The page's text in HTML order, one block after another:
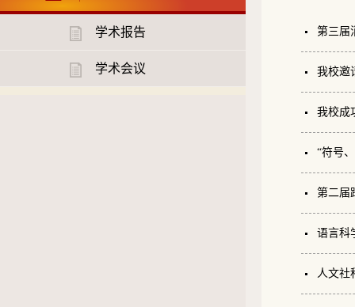
学术报告
学术会议
第三届
我校邀
我校成
“符号
第二届
语言科
人文社